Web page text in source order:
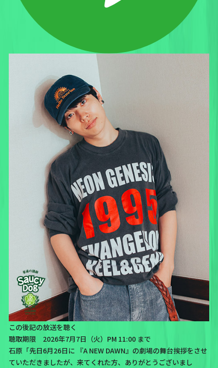
この後記の放送を聴く
聴取期限 2026年7月7日（火）PM 11:00 まで
石原「先日6月26日に 『A NEW DAWN』の劇場の舞台挨拶をさせ
ていただきましたが、来てくれた方、ありがとうございまし